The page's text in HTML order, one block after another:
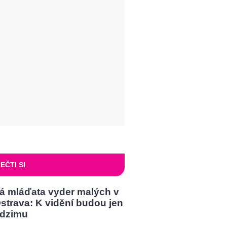
SI